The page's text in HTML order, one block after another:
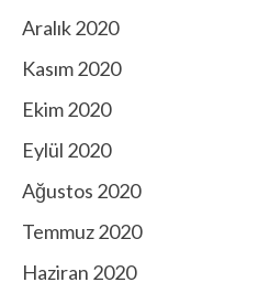
Aralık 2020
Kasım 2020
Ekim 2020
Eylül 2020
Ağustos 2020
Temmuz 2020
Haziran 2020